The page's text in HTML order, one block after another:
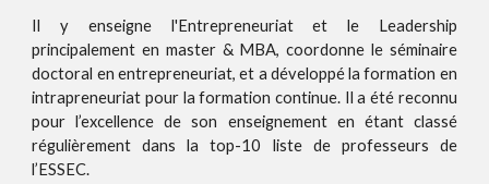
Il y enseigne l'Entrepreneuriat et le Leadership
principalement en master & MBA, coordonne le séminaire
doctoral en entrepreneuriat, et a développé la formation en
intrapreneuriat pour la formation continue. Il a été reconnu
pour l’excellence de son enseignement en étant classé
régulièrement dans la top-10 liste de professeurs de
l’ESSEC.